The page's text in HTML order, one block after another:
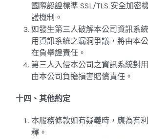
國際認證標準 SSL/TLS 安全加密
護機制。
如發生第三人破解本公司資訊系
用資訊系統之漏洞爭議，將由本
在負舉證責任。
第三人入侵本公司之資訊系統對
由本公司負擔損害賠償責任。
十四、其他約定
本服務條款如有疑義時，應為有
釋。